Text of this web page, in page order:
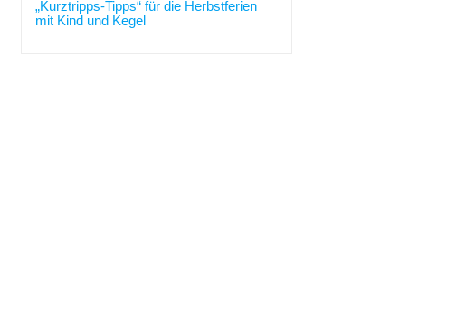
„Kurztripps-Tipps“ für die Herbstferien
mit Kind und Kegel